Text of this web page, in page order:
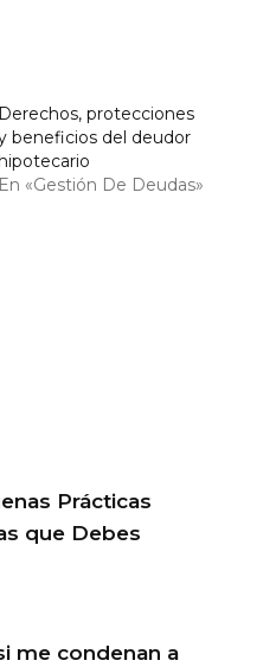
Derechos, protecciones
beneficios del deudor
hipotecario
En «Gestión De Deudas»
Prácticas
que Debes
me condenan a